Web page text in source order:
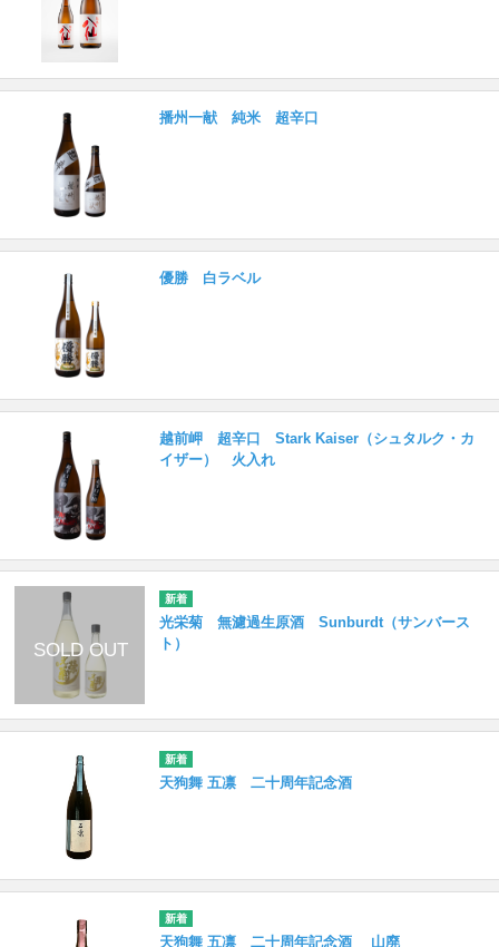
播州一献 純米 超辛口
優勝 白ラベル
越前岬 超辛口 Stark Kaiser（シュタルク・カ
イザー） 火入れ
光栄菊 無濾過生原酒 Sunburdt（サンバース
ト）
天狗舞 五凛 二十周年記念酒
天狗舞 五凛 二十周年記念酒 山廃